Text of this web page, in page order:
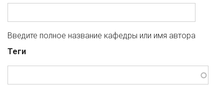
Введите полное название кафедры или имя автора
Теги